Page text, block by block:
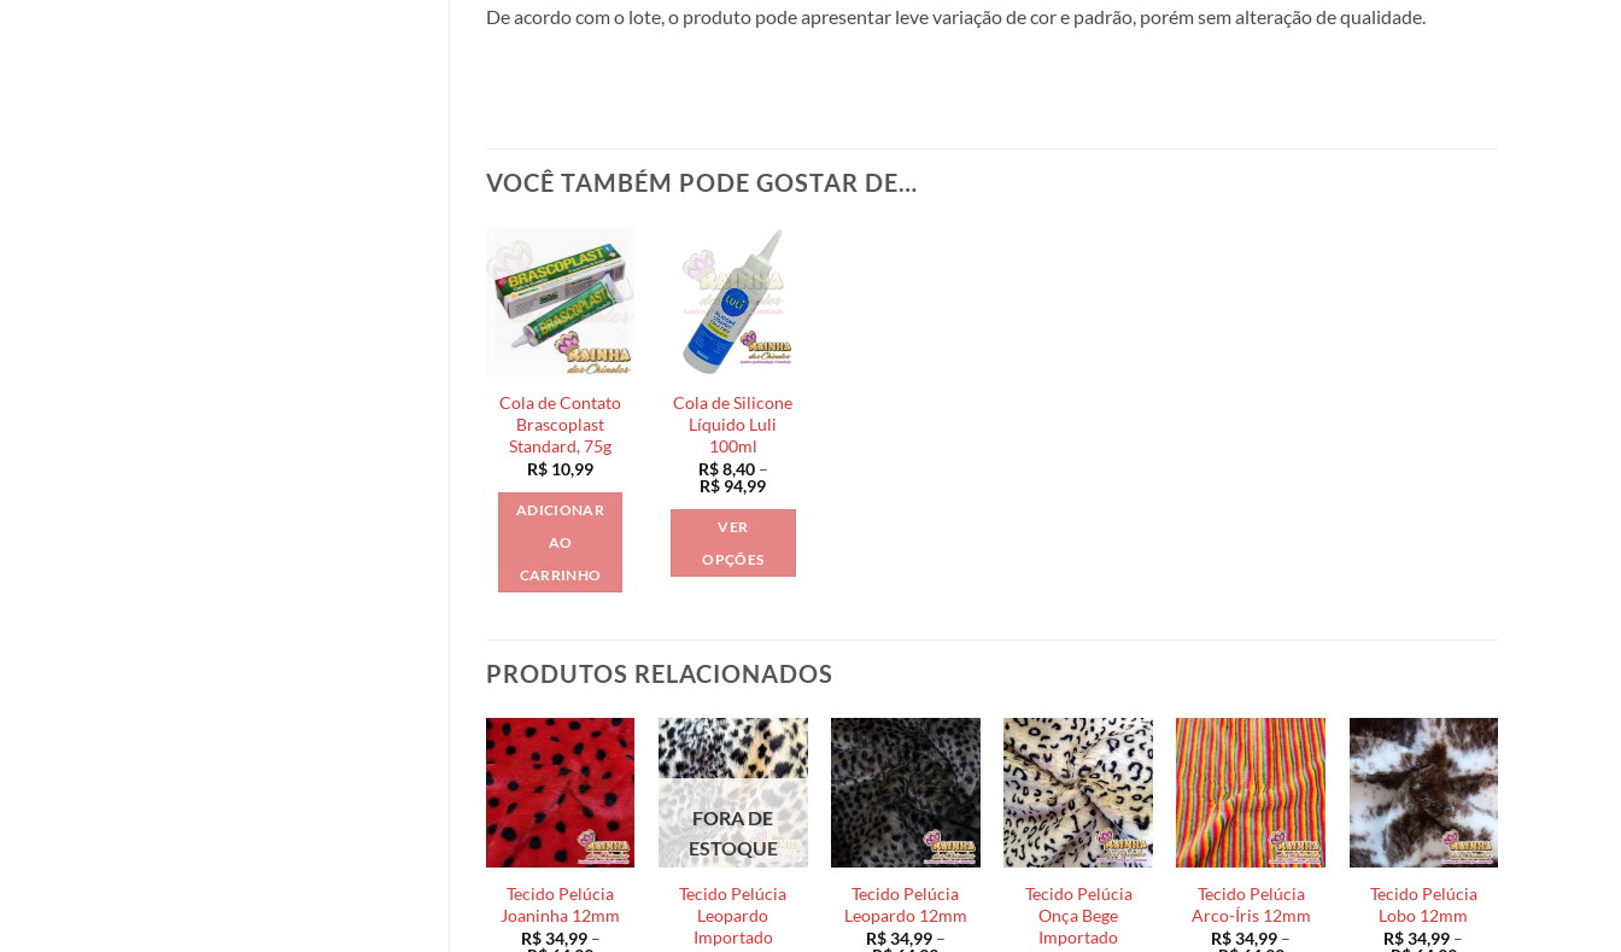
De acordo com o lote, o produto pode apresentar leve variação de cor e padrão, porém sem alteração de qualidade.
VOCÊ TAMBÉM PODE GOSTAR DE…
Cola de Contato
Brascoplast
Standard, 75g
R$ 10,99
ADICIONAR
AO
CARRINHO
Cola de Silicone
Líquido Luli
100ml
R$8,40 –
R$ 94,99Faixa
VER
OPÇÕES
várias
As
opções
podem
ser
escolhidas
na
página
do
PRODUTOS RELACIONADOS
Tecido Pelúcia
Joaninha 12mm
R$34,99 –
FORA DE
ESTOQUE
Tecido Pelúcia
Leopardo
Importado
Tecido Pelúcia
Leopardo 12mm
R$34,99 –
Tecido Pelúcia
Onça Bege
Importado
Tecido Pelúcia
Arco-Íris 12mm
R$34,99 –
Tecido Pelúcia
Lobo 12mm
R$34,99 –